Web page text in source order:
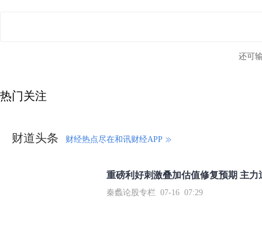
还可
热门关注
财道头条 财经热点尽在和讯财经APP
秦蠡论股专栏 07-16 07:29